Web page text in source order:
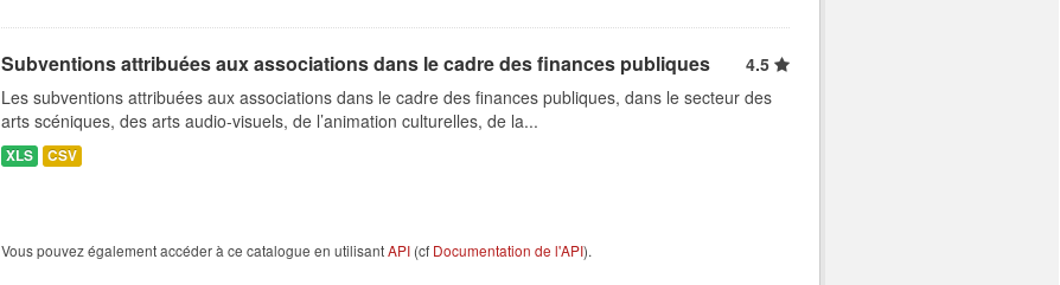
Subventions attribuées aux associations dans le cadre des finances publiques
4.5
Les subventions attribuées aux associations dans le cadre des finances publiques, dans le secteur des
arts scéniques, des arts audio-visuels, de l’animation culturelles, de la...
XLS CSV
Vous pouvez également accéder à ce catalogue en utilisantAPI (cf Documentation de l'API).